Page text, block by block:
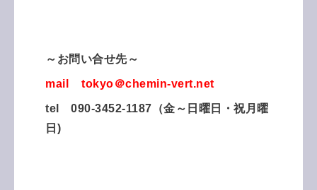
～お問い合せ先～
mail tokyo＠chemin-vert.net
tel 090-3452-1187（金～日曜日・祝月曜
日)